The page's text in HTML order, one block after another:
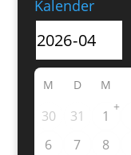
Kalender
M D M
30 31 1
+
6
7 8